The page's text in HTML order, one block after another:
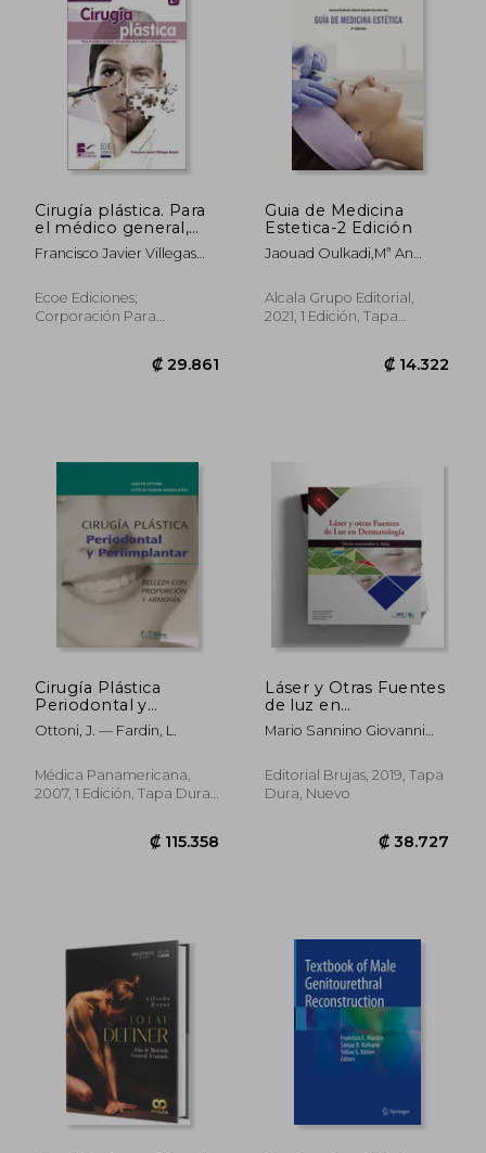
₡ 16.994
Cirugía plástica. Para
el médico general,
estudiantes de la
salud y otros
edición
Francisco Javier Villegas
Ecoe Ediciones;
Corporación Para
₡ 29.861
Guia de Medicina
Estetica-2 Edición
Jaouad Oulkadi,Mª An
Alcala Grupo Editorial,
2021, 1 Edición, Tapa
Cirugía Plástica
Periodontal y
Periimplantar
Ottoni, J. — Fardin, L.
Médica Panamericana,
2007, 1 Edición, Tapa Dura,
Láser y Otras Fuentes
de luz en
Dermatología. Textos
Resumidos y Atlas
Mario Sannino Giovanni
Nistic&Ograve;, Mariela
Andrea Pujol
Editorial Brujas, 2019, Tapa
Dura, Nuevo